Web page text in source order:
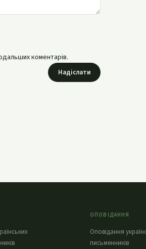
коментарів.
Надіслати
ОПОВІДАННЯ
Оповідання
письменників